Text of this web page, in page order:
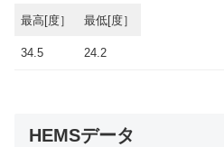
最高[度］ 最低[度］
34.5 24.2
HEMSデータ